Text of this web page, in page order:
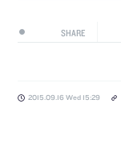
SHARE
2015.09.16 Wed 15:29